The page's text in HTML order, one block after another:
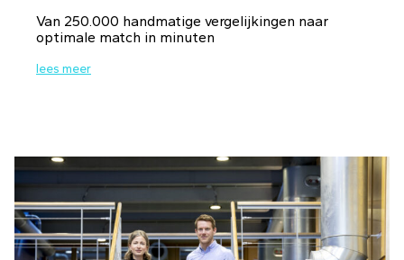
Van 250.000 handmatige vergelijkingen naar
optimale match in minuten
lees meer